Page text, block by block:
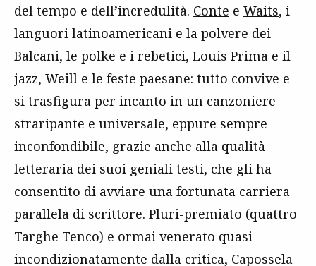
del tempo e dell’incredulità. Conte e Waits, i
languori latinoamericani e la polvere dei
Balcani, le polke e i rebetici, Louis Prima e il
jazz, Weill e le feste paesane: tutto convive e
si trasfigura per incanto in un canzoniere
straripante e universale, eppure sempre
inconfondibile, grazie anche alla qualità
letteraria dei suoi geniali testi, che gli ha
consentito di avviare una fortunata carriera
parallela di scrittore. Pluri-premiato (quattro
Targhe Tenco) e ormai venerato quasi
incondizionatamente dalla critica, Capossela